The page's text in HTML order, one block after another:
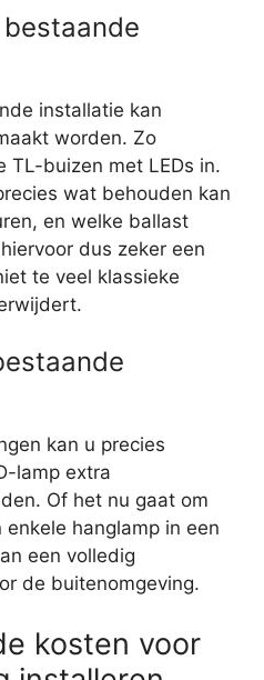
installatie kan
worden. Zo
TL-buizen met LEDs in.
wat behouden kan
en welke ballast
dus zeker een
te veel klassieke
kan u precies
lamp extra
Of het nu gaat om
hanglamp in een
een volledig
de buitenomgeving.
kosten voor